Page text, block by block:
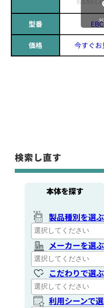
型番
価格 今すぐお
検索し直す
本体を探す
製品種別を選ぶ
メーカーを選ぶ
こだわりで選ぶ
利用シーンで